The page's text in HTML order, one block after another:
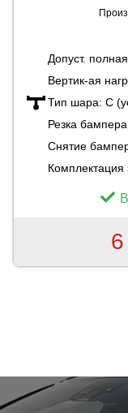
Допуст.
Вертик-ая
Тип шара: C
Резка
Снятие
Комплектация